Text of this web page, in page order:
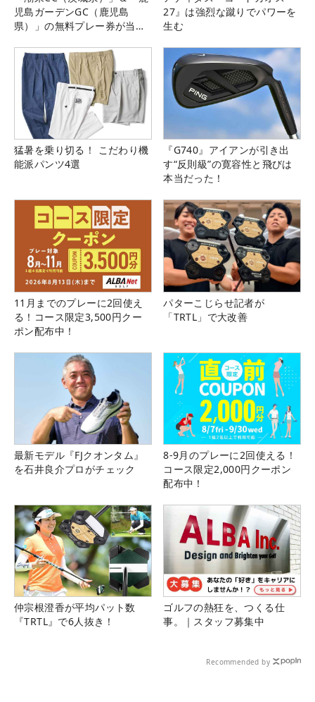
児島ガーデンGC（鹿児島
県）」の無料プレー券が当た
27』は強烈な蹴りでパワーを
生む
猛暑を乗り切る！ こだわり機
能派パンツ4選
『G740』アイアンが引き出
す“反則級”の寛容性と飛びは
本当だった！
11月までのプレーに2回使え
る！コース限定3,500円クー
ポン配布中！
パターこじらせ記者が
「TRTL」で大改善
最新モデル『FJクオンタム』
を石井良介プロがチェック
8-9月のプレーに2回使える！
コース限定2,000円クーポン
配布中！
仲宗根澄香が平均パット数
『TRTL』で6人抜き！
ゴルフの熱狂を、つくる仕
事。｜スタッフ募集中
Recommended by